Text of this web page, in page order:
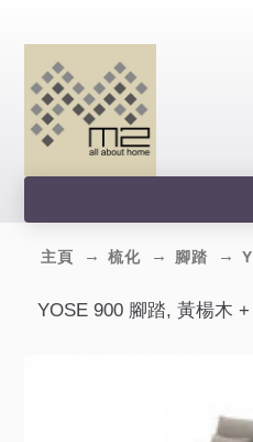
主頁 梳化 腳踏
YOSE 900 腳踏, 黃楊木